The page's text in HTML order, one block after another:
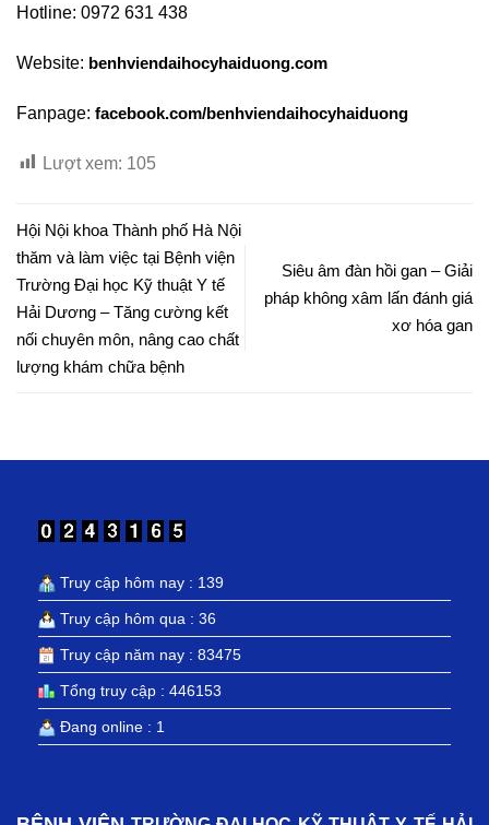
Hotline: 0972 631 438
Website: benhviendaihocyhaiduong.com
Fanpage: facebook.com/benhviendaihocyhaiduong
Lượt xem: 105
Hội Nội khoa Thành phố Hà Nội
thăm và làm việc tại Bệnh viện
Trường Đại học Kỹ thuật Y tế
Hải Dương – Tăng cường kết
nối chuyên môn, nâng cao chất
lượng khám chữa bệnh
Siêu âm đàn hồi gan – Giải
pháp không xâm lấn đánh giá
xơ hóa gan
Truy cập hôm nay : 139
Truy cập hôm qua : 36
Truy cập năm nay : 83475
Tổng truy cập : 446153
Đang online : 1